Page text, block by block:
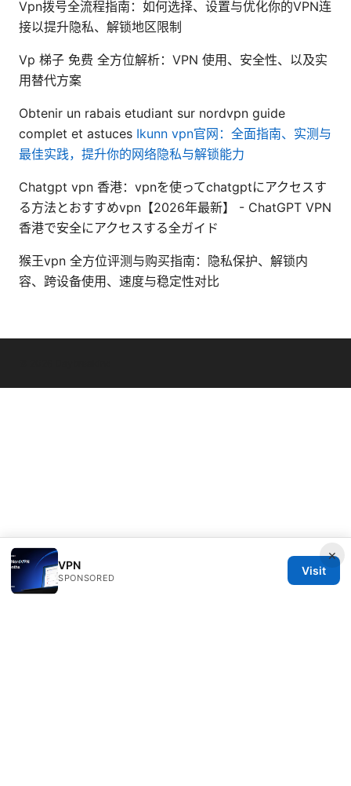
Vpn拨号全流程指南：如何选择、设置与优化你的VPN连
接以提升隐私、解锁地区限制
Vp 梯子 免费 全方位解析：VPN 使用、安全性、以及实
用替代方案
Obtenir un rabais etudiant sur nordvpn guide
complet et astuces Ikunn vpn官网：全面指南、实测与
最佳实践，提升你的网络隐私与解锁能力
Chatgpt vpn 香港：vpnを使ってchatgptにアクセスす
る方法とおすすめvpn【2026年最新】 - ChatGPT VPN
香港で安全にアクセスする全ガイド
猴王vpn 全方位评测与购买指南：隐私保护、解锁内
容、跨设备使用、速度与稳定性对比
×
VPN
SPONSORED
Visit